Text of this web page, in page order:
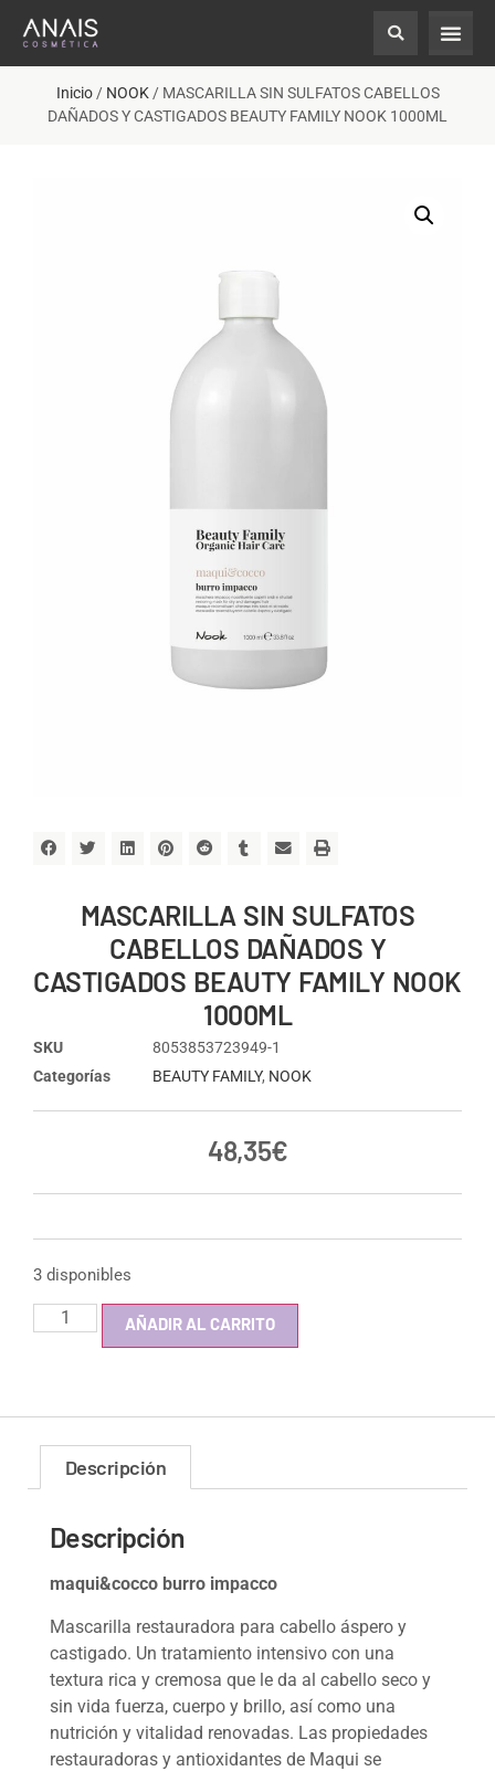
Inicio/ NOOK/ MASCARILLA SIN SULFATOS CABELLOS
DAÑADOS Y CASTIGADOS BEAUTY FAMILY NOOK 1000ML
MASCARILLA SIN SULFATOS
CABELLOS DAÑADOS Y
CASTIGADOS BEAUTY FAMILY NOOK
1000ML
SKU
8053853723949-1
Categorías
BEAUTY FAMILY, NOOK
48,35€
3 disponibles
AÑADIR AL CARRITO
Descripción
Descripción
maqui&cocco burro impacco
Mascarilla restauradora para cabello áspero y
castigado. Un tratamiento intensivo con una
textura rica y cremosa que le da al cabello seco y
sin vida fuerza, cuerpo y brillo, así como una
nutrición y vitalidad renovadas. Las propiedades
restauradoras y antioxidantes de Maqui se